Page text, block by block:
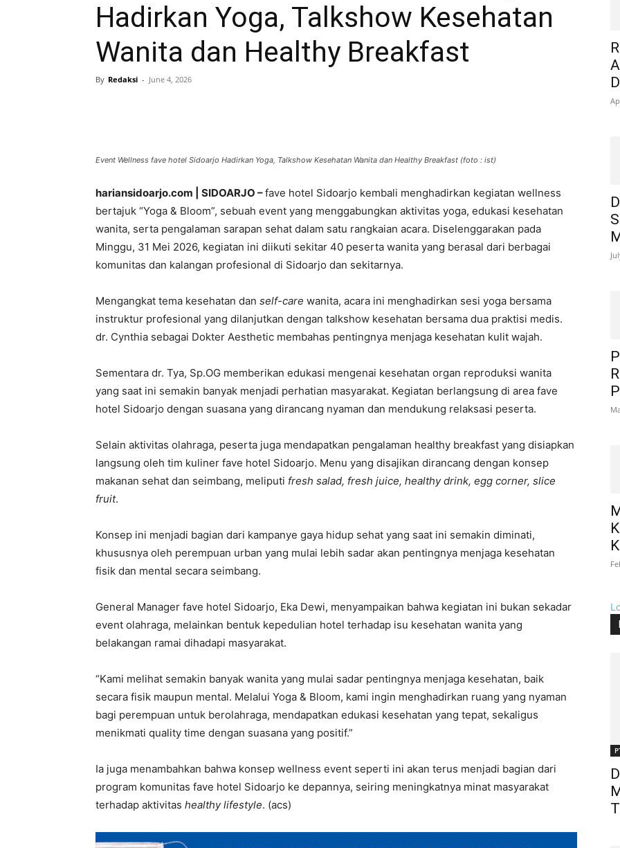
Hadirkan Yoga, Talkshow Kesehatan
Wanita dan Healthy Breakfast
By Redaksi - June 4, 2026
Event Wellness fave hotel Sidoarjo Hadirkan Yoga, Talkshow Kesehatan Wanita dan Healthy Breakfast (foto : ist)
hariansidoarjo.com | SIDOARJO –fave hotel Sidoarjo kembali menghadirkan kegiatan wellness
bertajuk “Yoga & Bloom”, sebuah event yang menggabungkan aktivitas yoga, edukasi kesehatan
wanita, serta pengalaman sarapan sehat dalam satu rangkaian acara. Diselenggarakan pada
Minggu, 31 Mei 2026, kegiatan ini diikuti sekitar 40 peserta wanita yang berasal dari berbagai
komunitas dan kalangan profesional di Sidoarjo dan sekitarnya.
Mengangkat tema kesehatan dan self-care wanita, acara ini menghadirkan sesi yoga bersama
instruktur profesional yang dilanjutkan dengan talkshow kesehatan bersama dua praktisi medis.
dr. Cynthia sebagai Dokter Aesthetic membahas pentingnya menjaga kesehatan kulit wajah.
Sementara dr. Tya, Sp.OG memberikan edukasi mengenai kesehatan organ reproduksi wanita
yang saat ini semakin banyak menjadi perhatian masyarakat. Kegiatan berlangsung di area fave
hotel Sidoarjo dengan suasana yang dirancang nyaman dan mendukung relaksasi peserta.
Selain aktivitas olahraga, peserta juga mendapatkan pengalaman healthy breakfast yang disiapkan
langsung oleh tim kuliner fave hotel Sidoarjo. Menu yang disajikan dirancang dengan konsep
makanan sehat dan seimbang, meliputi fresh salad, fresh juice, healthy drink, egg corner, slice
fruit.
Konsep ini menjadi bagian dari kampanye gaya hidup sehat yang saat ini semakin diminati,
khususnya oleh perempuan urban yang mulai lebih sadar akan pentingnya menjaga kesehatan
fisik dan mental secara seimbang.
General Manager fave hotel Sidoarjo, Eka Dewi, menyampaikan bahwa kegiatan ini bukan sekadar
event olahraga, melainkan bentuk kepedulian hotel terhadap isu kesehatan wanita yang
belakangan ramai dihadapi masyarakat.
“Kami melihat semakin banyak wanita yang mulai sadar pentingnya menjaga kesehatan, baik
secara fisik maupun mental. Melalui Yoga & Bloom, kami ingin menghadirkan ruang yang nyaman
bagi perempuan untuk berolahraga, mendapatkan edukasi kesehatan yang tepat, sekaligus
menikmati quality time dengan suasana yang positif.”
Ia juga menambahkan bahwa konsep wellness event seperti ini akan terus menjadi bagian dari
program komunitas fave hotel Sidoarjo ke depannya, seiring meningkatnya minat masyarakat
terhadap aktivitas healthy lifestyle. (acs)